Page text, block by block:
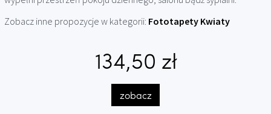
Zobacz inne propozycje w kategorii: Fototapety Kwiaty
134,50 zł
zobacz